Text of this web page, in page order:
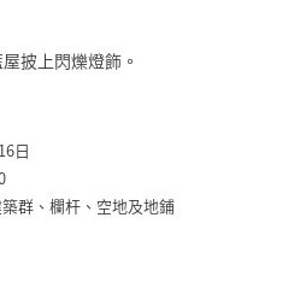
披上閃爍燈飾。
日
群、欄杆、空地及地鋪